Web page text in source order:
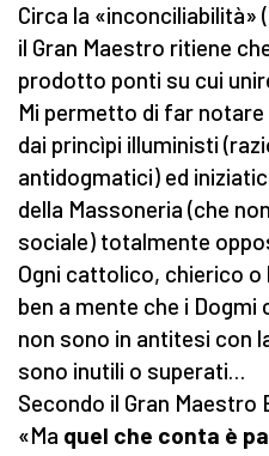
Circa la «inconciliabilità»
il Gran Maestro ritiene
prodotto ponti su cui
Mi permetto di far
dai princìpi illuministi
antidogmatici) ed
della Massoneria (che
sociale) totalmente
Ogni cattolico, chierico
ben a mente che i
non sono in antitesi con
sono inutili o superati…
Secondo il Gran Maestro
«Ma quel che conta è